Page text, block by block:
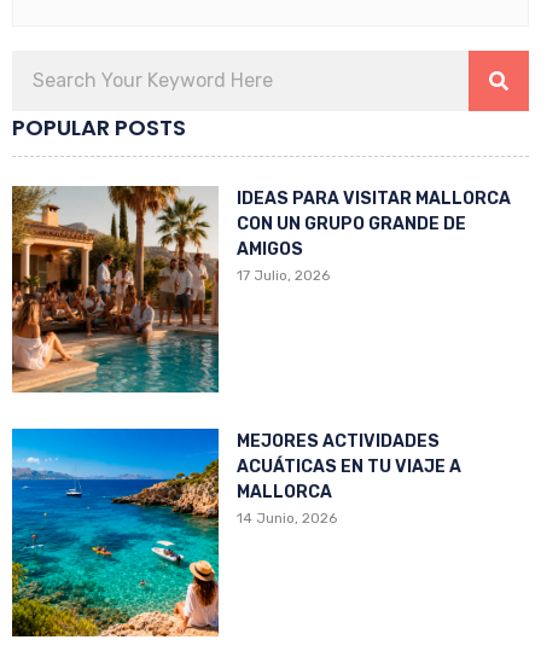
POPULAR POSTS
IDEAS PARA VISITAR MALLORCA
CON UN GRUPO GRANDE DE
AMIGOS
17 Julio, 2026
MEJORES ACTIVIDADES
ACUÁTICAS EN TU VIAJE A
MALLORCA
14 Junio, 2026